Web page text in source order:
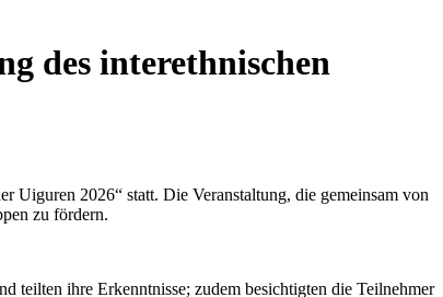
des interethnischen
Uiguren 2026“ statt. Die Veranstaltung, die gemeinsam von
zu fördern.
teilten ihre Erkenntnisse; zudem besichtigten die Teilnehmer